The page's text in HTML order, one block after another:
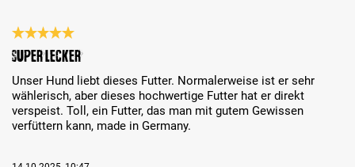
Recenze s hodnocením 5 z 5 hvězd
Super lecker
Unser Hund liebt dieses Futter. Normalerweise ist er sehr
wählerisch, aber dieses hochwertige Futter hat er direkt
verspeist. Toll, ein Futter, das man mit gutem Gewissen
verfüttern kann, made in Germany.